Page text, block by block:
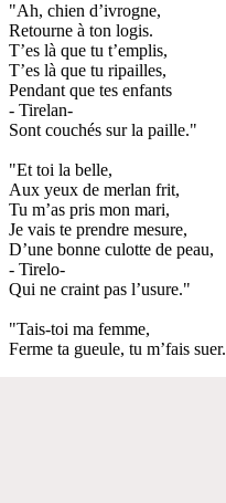
"Ah, chien d’ivrogne,
Retourne à ton logis.
T’es là que tu t’emplis,
T’es là que tu ripailles,
Pendant que tes enfants
- Tirelan-
Sont couchés sur la paille."
"Et toi la belle,
Aux yeux de merlan frit,
Tu m’as pris mon mari,
Je vais te prendre mesure,
D’une bonne culotte de peau,
- Tirelo-
Qui ne craint pas l’usure."
"Tais-toi ma femme,
Ferme ta gueule, tu m’fais suer.